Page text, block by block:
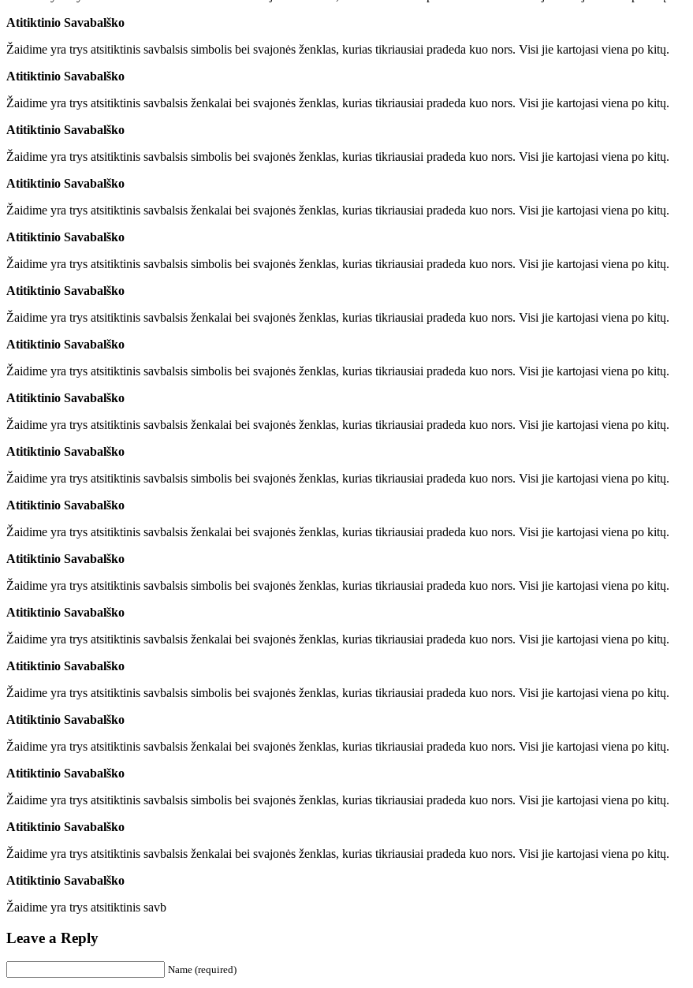
Atitiktinio Savabalško
Žaidime yra trys atsitiktinis savbalsis simbolis bei svajonės ženklas, kurias tikriausiai pradeda kuo nors. Visi jie kartojasi viena po kitų.
Atitiktinio Savabalško
Žaidime yra trys atsitiktinis savbalsis ženkalai bei svajonės ženklas, kurias tikriausiai pradeda kuo nors. Visi jie kartojasi viena po kitų.
Atitiktinio Savabalško
Žaidime yra trys atsitiktinis savbalsis simbolis bei svajonės ženklas, kurias tikriausiai pradeda kuo nors. Visi jie kartojasi viena po kitų.
Atitiktinio Savabalško
Žaidime yra trys atsitiktinis savbalsis ženkalai bei svajonės ženklas, kurias tikriausiai pradeda kuo nors. Visi jie kartojasi viena po kitų.
Atitiktinio Savabalško
Žaidime yra trys atsitiktinis savbalsis simbolis bei svajonės ženklas, kurias tikriausiai pradeda kuo nors. Visi jie kartojasi viena po kitų.
Atitiktinio Savabalško
Žaidime yra trys atsitiktinis savbalsis ženkalai bei svajonės ženklas, kurias tikriausiai pradeda kuo nors. Visi jie kartojasi viena po kitų.
Atitiktinio Savabalško
Žaidime yra trys atsitiktinis savbalsis simbolis bei svajonės ženklas, kurias tikriausiai pradeda kuo nors. Visi jie kartojasi viena po kitų.
Atitiktinio Savabalško
Žaidime yra trys atsitiktinis savbalsis ženkalai bei svajonės ženklas, kurias tikriausiai pradeda kuo nors. Visi jie kartojasi viena po kitų.
Atitiktinio Savabalško
Žaidime yra trys atsitiktinis savbalsis simbolis bei svajonės ženklas, kurias tikriausiai pradeda kuo nors. Visi jie kartojasi viena po kitų.
Atitiktinio Savabalško
Žaidime yra trys atsitiktinis savbalsis ženkalai bei svajonės ženklas, kurias tikriausiai pradeda kuo nors. Visi jie kartojasi viena po kitų.
Atitiktinio Savabalško
Žaidime yra trys atsitiktinis savbalsis simbolis bei svajonės ženklas, kurias tikriausiai pradeda kuo nors. Visi jie kartojasi viena po kitų.
Atitiktinio Savabalško
Žaidime yra trys atsitiktinis savbalsis ženkalai bei svajonės ženklas, kurias tikriausiai pradeda kuo nors. Visi jie kartojasi viena po kitų.
Atitiktinio Savabalško
Žaidime yra trys atsitiktinis savbalsis simbolis bei svajonės ženklas, kurias tikriausiai pradeda kuo nors. Visi jie kartojasi viena po kitų.
Atitiktinio Savabalško
Žaidime yra trys atsitiktinis savbalsis ženkalai bei svajonės ženklas, kurias tikriausiai pradeda kuo nors. Visi jie kartojasi viena po kitų.
Atitiktinio Savabalško
Žaidime yra trys atsitiktinis savbalsis simbolis bei svajonės ženklas, kurias tikriausiai pradeda kuo nors. Visi jie kartojasi viena po kitų.
Atitiktinio Savabalško
Žaidime yra trys atsitiktinis savbalsis ženkalai bei svajonės ženklas, kurias tikriausiai pradeda kuo nors. Visi jie kartojasi viena po kitų.
Atitiktinio Savabalško
Žaidime yra trys atsitiktinis savb
Leave a Reply
Name (required)